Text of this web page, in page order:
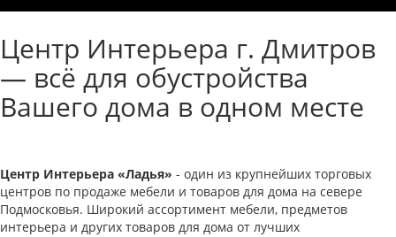
Центр Интерьера г. Дмитров
— всё для обустройства
Вашего дома в одном месте
Центр Интерьера «Ладья» - один из крупнейших торговых
центров по продаже мебели и товаров для дома на севере
Подмосковья. Широкий ассортимент мебели, предметов
интерьера и других товаров для дома от лучших